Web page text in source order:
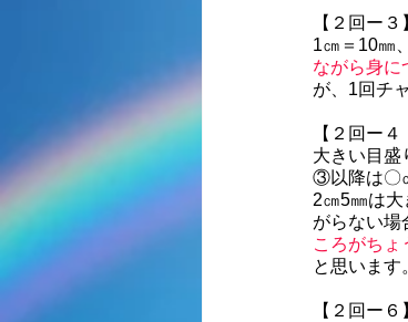
【２回ー３
1㎝＝10㎜
ながら身に
が、1回チ
【２回ー４
大きい目盛
③以降は〇
2㎝5㎜は
がらない場
ころがちょ
と思います
【２回ー６